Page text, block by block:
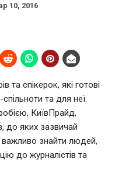
10, 2016
та спікерок, які готові
та для неї.
КиївПрайд,
до яких зазвичай
важливо знайти людей,
до журналістів та